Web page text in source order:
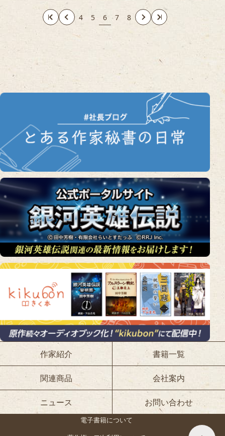
4 5 6 7 8
作家紹介 書籍一覧
関連商品 会社案内
ニュース お問い合わせ
電子書籍について